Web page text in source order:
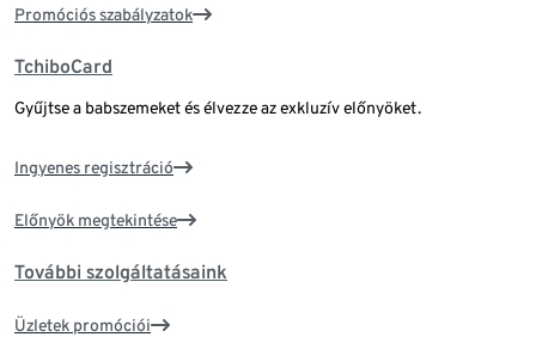
Promóciós szabályzatok
TchiboCard
Gyűjtse a babszemeket és élvezze az exkluzív előnyöket.
Ingyenes regisztráció
Előnyök megtekintése
További szolgáltatásaink
Üzletek promóciói